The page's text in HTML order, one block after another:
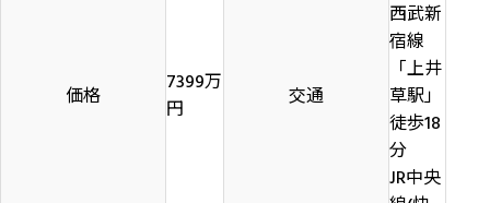
価格
7399万
円
交通
西武新
宿線
「上井
草駅」
徒歩18
分
JR中央